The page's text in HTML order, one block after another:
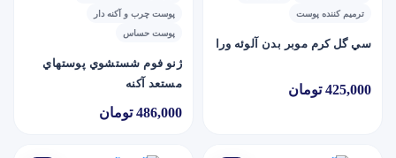
ترمیم کننده پوست
سي گل کرم موبر بدن آلوئه ورا
425,000 تومان
پوست چرب و آکنه دار
پوست حساس
ژنو فوم شستشوي پوستهاي
مستعد آکنه
486,000 تومان